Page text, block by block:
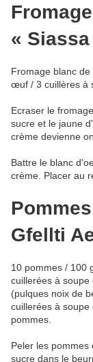
«
Fromage blanc
œuf / 3 cuillères à
Ecraser le
sucre et le jaune
crème devienne
Battre le blanc
crème. Placer au
Gfellti
10 pommes / 100
cuillerées à
(pulques noix de
cuillerées à
pommes.
Peler les
sucre dans le